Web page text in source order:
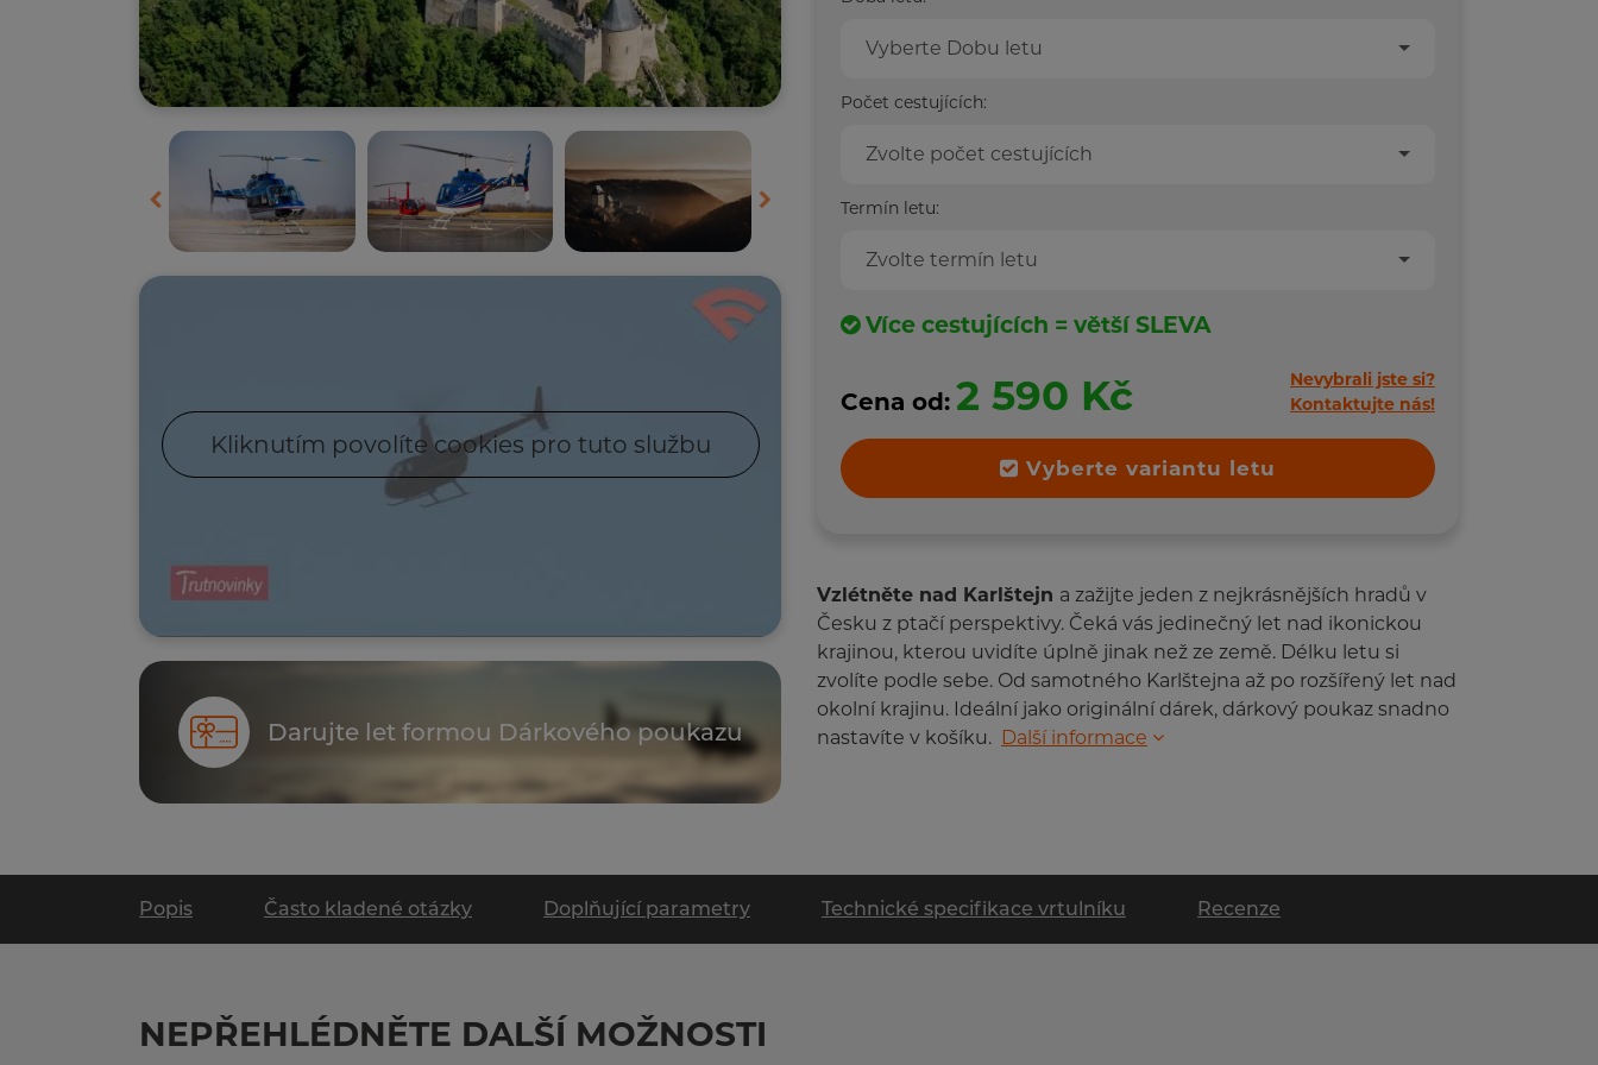
Kliknutím povolíte cookies pro tuto službu
Darujte let formou Dárkového poukazu
Vyberte Dobu letu
Počet cestujících:
Zvolte počet cestujících
Termín letu:
Zvolte termín letu
Více cestujících = větší SLEVA
Cena od: 2 590 Kč
Nevybrali jste si?
Kontaktujte nás!
Vyberte variantu letu
Vzlétněte nad Karlštejn a zažijte jeden z nejkrásnějších hradů v
Česku z ptačí perspektivy. Čeká vás jedinečný let nad ikonickou
krajinou, kterou uvidíte úplně jinak než ze země. Délku letu si
zvolíte podle sebe. Od samotného Karlštejna až po rozšířený let nad
okolní krajinu. Ideální jako originální dárek, dárkový poukaz snadno
nastavíte v košíku. Další informace
Popis Často kladené otázky Doplňující parametry Technické specifikace vrtulníku Recenze
NEPŘEHLÉDNĚTE DALŠÍ MOŽNOSTI